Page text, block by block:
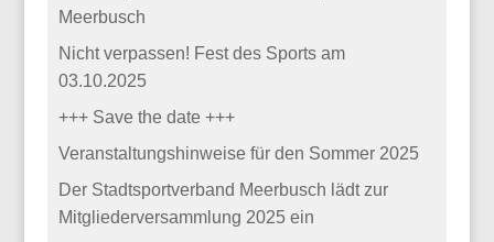
Meerbusch
Nicht verpassen! Fest des Sports am
03.10.2025
+++ Save the date +++
Veranstaltungshinweise für den Sommer 2025
Der Stadtsportverband Meerbusch lädt zur
Mitgliederversammlung 2025 ein